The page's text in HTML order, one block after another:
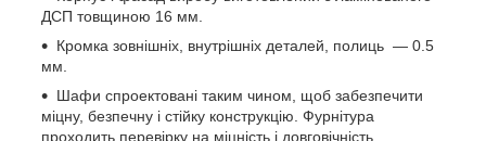
ДСП товщиною 16 мм.
Кромка зовнішніх, внутрішніх деталей, полиць — 0.5
мм.
Шафи спроектовані таким чином, щоб забезпечити
міцну, безпечну і стійку конструкцію. Фурнітура
проходить перевірку на міцність і довговічність